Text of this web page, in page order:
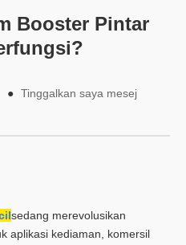
Booster Pintar
● Tinggalkan saya mesej
sedang merevolusikan
aplikasi kediaman, komersil